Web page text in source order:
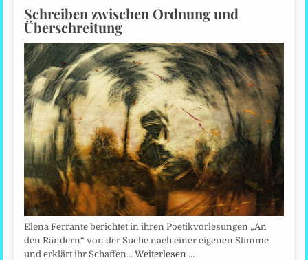
Schreiben zwischen Ordnung und
Überschreitung
Elena Ferrante berichtet in ihren Poetikvorlesungen „An
den Rändern“ von der Suche nach einer eigenen Stimme
und erklärt ihr Schaffen…Weiterlesen …